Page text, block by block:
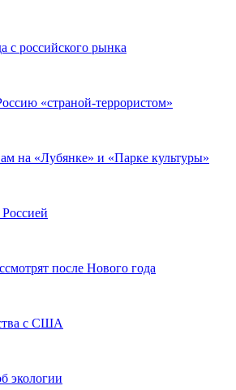
с российского рынка
«страной-террористом»
на «Лубянке» и «Парке культуры»
после Нового года
с США
экологии